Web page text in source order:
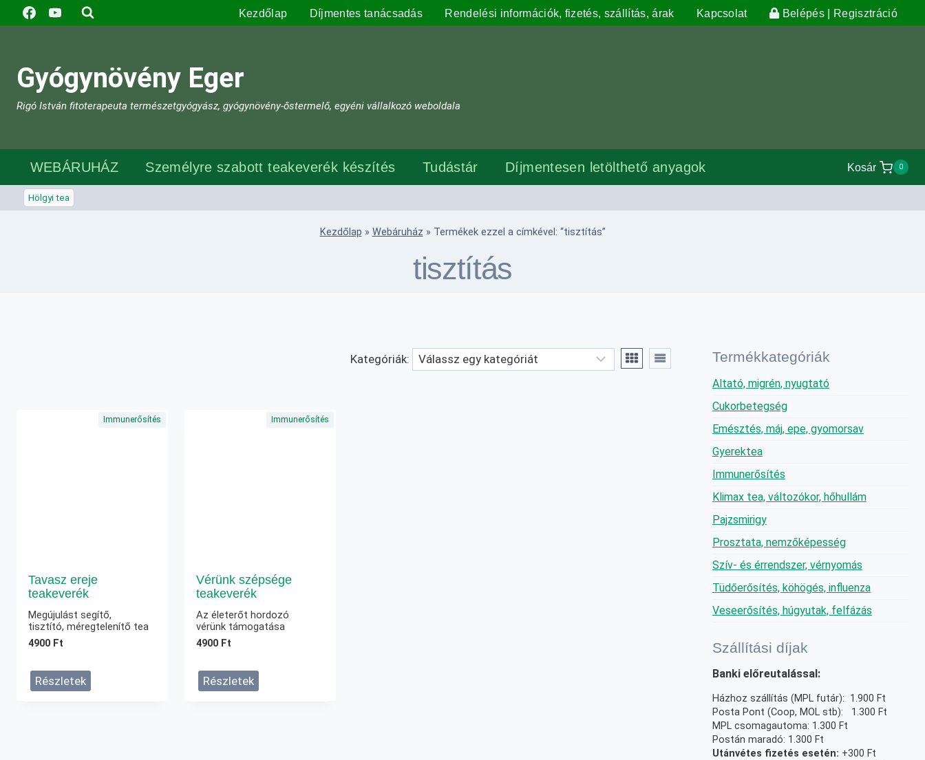
to
Kezdőlap Díjmentes tanácsadás Rendelési információk, fizetés, szállítás, árak Kapcsolat Belépés | Regisztráció
Gyógynövény Eger
Rigó István fitoterapeuta természetgyógyász, gyógynövény-őstermelő, egyéni vállalkozó weboldala
WEBÁRUHÁZ Személyre szabott teakeverék készítés Tudástár Díjmentesen letölthető anyagok Kosár 0
Hölgyi tea
Kezdőlap » Webáruház » Termékek ezzel a címkével: “tisztítás”
tisztítás
Kategóriák:
Immunerősítés
Tavasz ereje
teakeverék
Megújulást segítő,
tisztító, méregtelenítő tea
4900 Ft
Részletek
Immunerősítés
Vérünk szépsége
teakeverék
Az életerőt hordozó
vérünk támogatása
4900 Ft
Részletek
Termékkategóriák
Altató, migrén, nyugtató
Cukorbetegség
Emésztés, máj, epe, gyomorsav
Gyerektea
Immunerősítés
Klimax tea, változókor, hőhullám
Pajzsmirigy
Prosztata, nemzőképesség
Szív- és érrendszer, vérnyomás
Tüdőerősítés, köhögés, influenza
Veseerősítés, húgyutak, felfázás
Szállítási díjak
Banki előreutalással:
Házhoz szállítás (MPL futár): 1.900 Ft
Posta Pont (Coop, MOL stb): 1.300 Ft
MPL csomagautoma: 1.300 Ft
Postán maradó: 1.300 Ft
Utánvétes fizetés esetén: +300 Ft